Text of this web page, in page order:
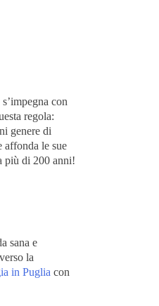
con
regola:
genere di
affonda le sue
più di 200 anni!
sana e
la
in Puglia con